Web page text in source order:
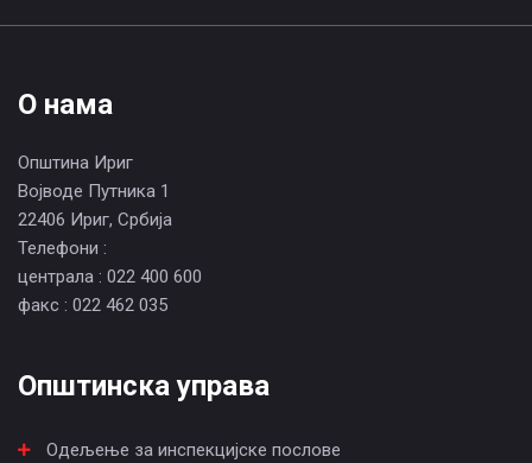
О нама
Општина Ириг
Војводе Путника 1
22406 Ириг, Србија
Телефони :
централа : 022 400 600
факс : 022 462 035
Општинска управа
Одељење за инспекцијске послове